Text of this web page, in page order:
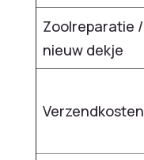
Zoolreparatie /
nieuw dekje
Verzendkosten